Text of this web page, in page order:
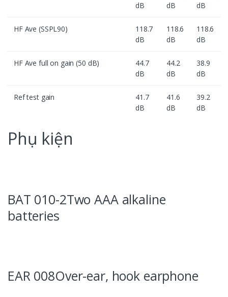
dB
dB
dB
HF Ave (SSPL90)
118.7
dB
118.6
dB
118.6
dB
HF Ave full on gain (50 dB)
44.7
dB
44.2
dB
38.9
dB
Ref test gain
41.7
dB
41.6
dB
39.2
dB
Phụ kiện
BAT 010-2Two AAA alkaline
batteries
EAR 008Over-ear, hook earphone